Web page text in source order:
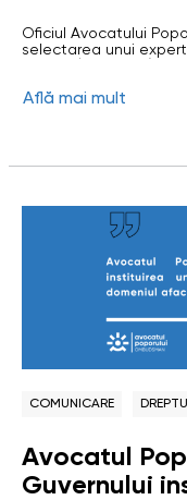
persoane
Oficiul Avocatului
selectarea unui
copiilor în procesele
Află mai mult
COMUNICARE
Avocatul
Guvernului